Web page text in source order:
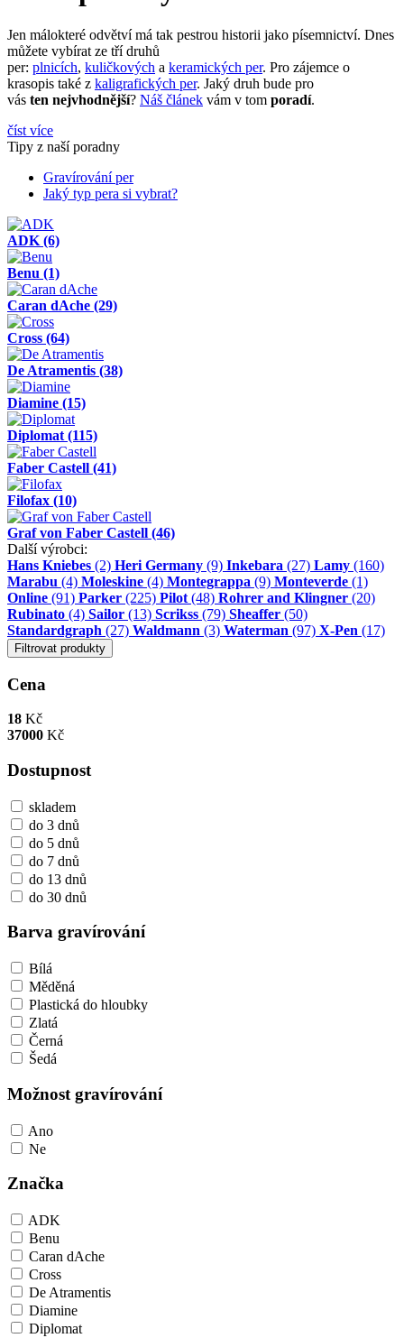
Jen málokteré odvětví má tak pestrou historii jako písemnictví. Dnes
můžete vybírat ze tří druhů
per: plnicích, kuličkových a keramických per. Pro zájemce o
krasopis také z kaligrafických per. Jaký druh bude pro
vás ten nejvhodnější? Náš článek vám v tom poradí.
číst více
Tipy z naší poradny
Gravírování per
Jaký typ pera si vybrat?
ADK (6)
Benu (1)
Caran dAche (29)
Cross (64)
De Atramentis (38)
Diamine (15)
Diplomat (115)
Faber Castell (41)
Filofax (10)
Graf von Faber Castell (46)
Další výrobci:
Hans Kniebes (2) Heri Germany (9) Inkebara (27) Lamy (160)
Marabu (4) Moleskine (4) Montegrappa (9) Monteverde (1)
Online (91) Parker (225) Pilot (48) Rohrer and Klingner (20)
Rubinato (4) Sailor (13) Scrikss (79) Sheaffer (50)
Standardgraph (27) Waldmann (3) Waterman (97) X-Pen (17)
Filtrovat produkty
Cena
18 Kč
37000 Kč
Dostupnost
skladem
do 3 dnů
do 5 dnů
do 7 dnů
do 13 dnů
do 30 dnů
Barva gravírování
Bílá
Měděná
Plastická do hloubky
Zlatá
Černá
Šedá
Možnost gravírování
Ano
Ne
Značka
ADK
Benu
Caran dAche
Cross
De Atramentis
Diamine
Diplomat